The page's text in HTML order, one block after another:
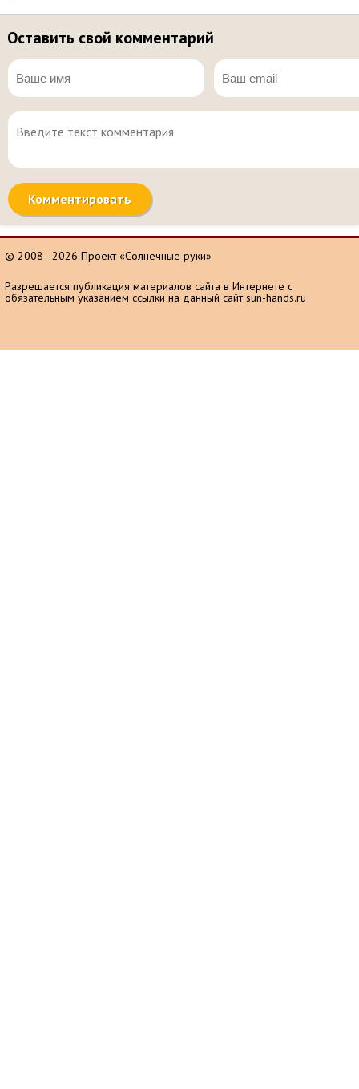
Оставить свой комментарий
© 2008 - 2026 Проект «Солнечные руки»
Разрешается публикация материалов сайта в Интернете с
обязательным указанием ссылки на данный сайт sun-hands.ru